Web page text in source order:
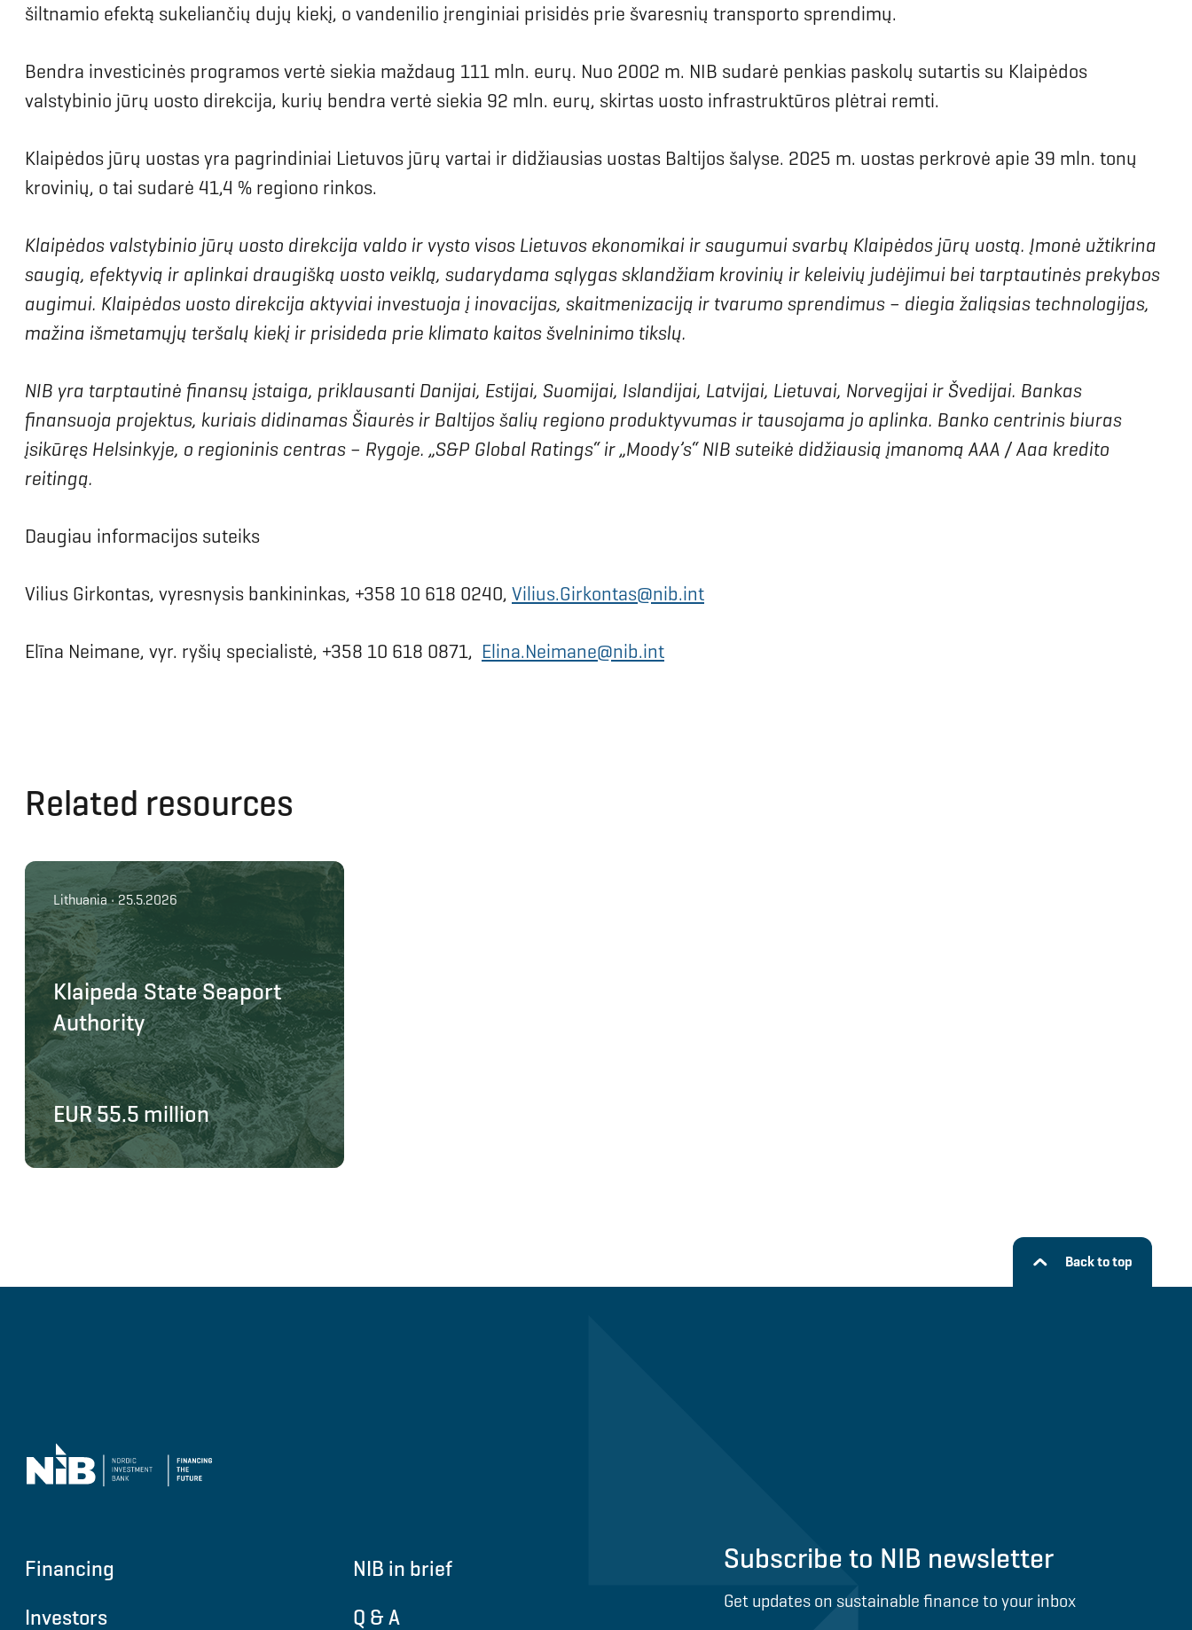
šiltnamio efektą sukeliančių dujų kiekį, o vandenilio įrenginiai prisidės prie švaresnių transporto sprendimų.
Bendra investicinės programos vertė siekia maždaug 111 mln. eurų. Nuo 2002 m. NIB sudarė penkias paskolų sutartis su Klaipėdos
valstybinio jūrų uosto direkcija, kurių bendra vertė siekia 92 mln. eurų, skirtas uosto infrastruktūros plėtrai remti.
Klaipėdos jūrų uostas yra pagrindiniai Lietuvos jūrų vartai ir didžiausias uostas Baltijos šalyse. 2025 m. uostas perkrovė apie 39 mln. tonų
krovinių, o tai sudarė 41,4 % regiono rinkos.
Klaipėdos valstybinio jūrų uosto direkcija valdo ir vysto visos Lietuvos ekonomikai ir saugumui svarbų Klaipėdos jūrų uostą. Įmonė užtikrina
saugią, efektyvią ir aplinkai draugišką uosto veiklą, sudarydama sąlygas sklandžiam krovinių ir keleivių judėjimui bei tarptautinės prekybos
augimui. Klaipėdos uosto direkcija aktyviai investuoja į inovacijas, skaitmenizaciją ir tvarumo sprendimus – diegia žaliąsias technologijas,
mažina išmetamųjų teršalų kiekį ir prisideda prie klimato kaitos švelninimo tikslų.
NIB yra tarptautinė finansų įstaiga, priklausanti Danijai, Estijai, Suomijai, Islandijai, Latvijai, Lietuvai, Norvegijai ir Švedijai. Bankas
finansuoja projektus, kuriais didinamas Šiaurės ir Baltijos šalių regiono produktyvumas ir tausojama jo aplinka. Banko centrinis biuras
įsikūręs Helsinkyje, o regioninis centras – Rygoje. „S&P Global Ratings“ ir „Moody’s“ NIB suteikė didžiausią įmanomą AAA / Aaa kredito
reitingą.
Daugiau informacijos suteiks
Vilius Girkontas, vyresnysis bankininkas, +358 10 618 0240, Vilius.Girkontas@nib.int
Elīna Neimane, vyr. ryšių specialistė, +358 10 618 0871, Elina.Neimane@nib.int
Related resources
Lithuania • 25.5.2026
Klaipeda State Seaport
Authority
EUR 55.5 million
Back to top
Financing
Investors
NIB in brief
Q & A
Subscribe to NIB newsletter
Get updates on sustainable finance to your inbox